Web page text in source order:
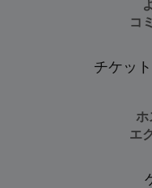
コ
チケッ
ホ
エ